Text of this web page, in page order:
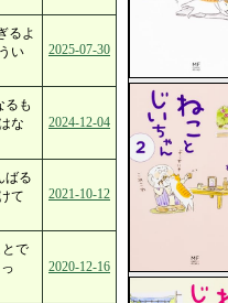
るよ
い
2025-07-30
るも
な
2024-12-04
ばる
て
2021-10-12
で
2020-12-16